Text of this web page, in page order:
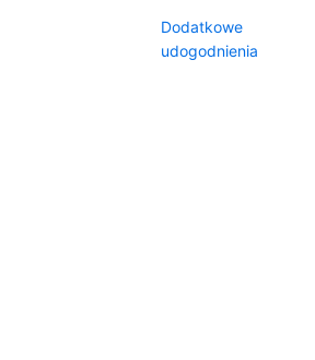
Dodatkowe
udogodnienia